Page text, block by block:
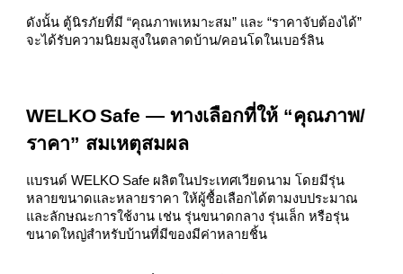
ดังนั้น ตู้นิรภัยที่มี “คุณภาพเหมาะสม” และ “ราคาจับต้องได้”
จะได้รับความนิยมสูงในตลาดบ้าน/คอนโดในเบอร์ลิน
WELKO Safe — ทางเลือกที่ให้ “คุณภาพ/
ราคา” สมเหตุสมผล
แบรนด์ WELKO Safe ผลิตในประเทศเวียดนาม โดยมีรุ่น
หลายขนาดและหลายราคา ให้ผู้ซื้อเลือกได้ตามงบประมาณ
และลักษณะการใช้งาน เช่น รุ่นขนาดกลาง รุ่นเล็ก หรือรุ่น
ขนาดใหญ่สำหรับบ้านที่มีของมีค่าหลายชิ้น